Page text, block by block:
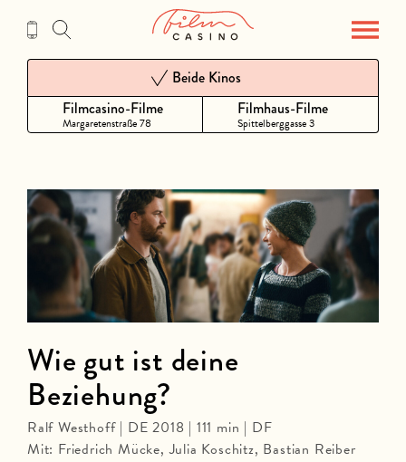
Inhalt
Filmcasino-Filme
Margaretenstraße 78
Beide Kinos
Filmhaus-Filme
Spittelberggasse 3
Wie gut ist deine
Beziehung?
Ralf Westhoff | DE 2018 | 111 min | DF
Mit: Friedrich Mücke, Julia Koschitz, Bastian Reiber